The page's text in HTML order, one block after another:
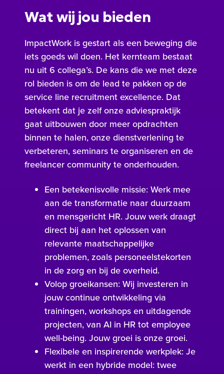
Wat wij jou bieden
ImpactWork is gestart als een beweging die
iets goeds wil doen. Het kernteam bestaat
nu uit 6 collega’s. De kans die we met deze
rol bieden is om de lead te pakken op de
service line recruitment excellence. Dat
betekent dat je zelf onze adviespraktijk
gaat uitbouwen door meer opdrachten
binnen te halen, onze dienstverlening te
verbeteren, seminars te organiseren en de
freelancer community te onderhouden.
Een betekenisvolle missie: Werk mee
aan de transformatie naar duurzaam
en mensgericht HR. Jouw werk draagt
direct bij aan het oplossen van
relevante maatschappelijke
problemen, zoals personeelstekorten
in de zorg en bij de overheid.
Volop groeikansen: Wij investeren in
jouw continue ontwikkeling via
trainingen, workshops en uitdagende
projecten, van AI in HR tot employee
well-being. Jouw groei is onze groei.
Flexibele en inspirerende werkplek: Je
werkt in een hybride model: twee